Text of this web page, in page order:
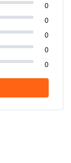
0
0
0
0
0